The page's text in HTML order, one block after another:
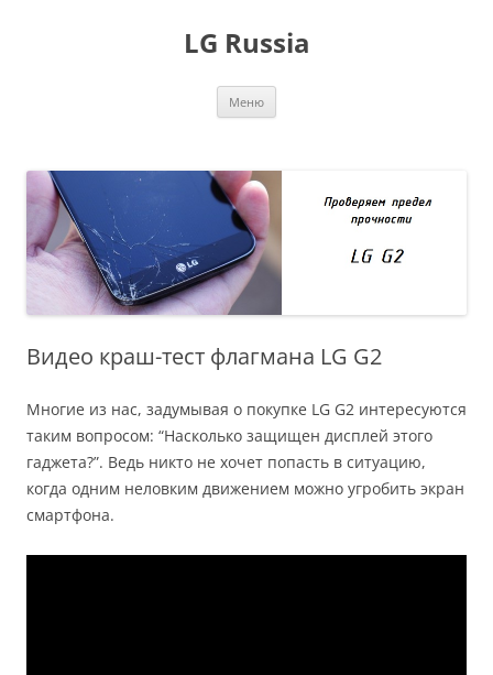
LG Russia
Меню
Видео краш-тест флагмана LG G2
Многие из нас, задумывая о покупке LG G2 интересуются
таким вопросом: “Насколько защищен дисплей этого
гаджета?”. Ведь никто не хочет попасть в ситуацию,
когда одним неловким движением можно угробить экран
смартфона.